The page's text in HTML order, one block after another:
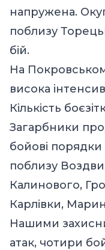
напружена.
поблизу
бій.
На
висока
Кількість
Загарбники
бойові порядки
поблизу
Калинового,
Карлівки,
Нашими
атак, чотири